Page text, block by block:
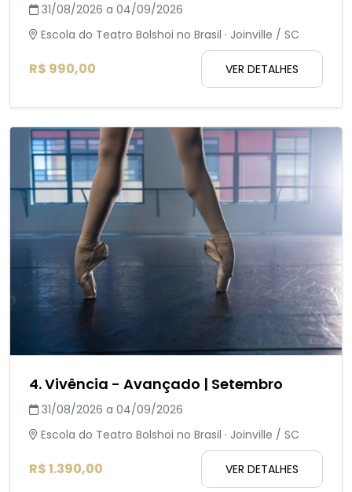
31/08/2026 a 04/09/2026
Escola do Teatro Bolshoi no Brasil · Joinville / SC
R$ 990,00 VER DETALHES
4. Vivência - Avançado | Setembro
31/08/2026 a 04/09/2026
Escola do Teatro Bolshoi no Brasil · Joinville / SC
R$ 1.390,00 VER DETALHES